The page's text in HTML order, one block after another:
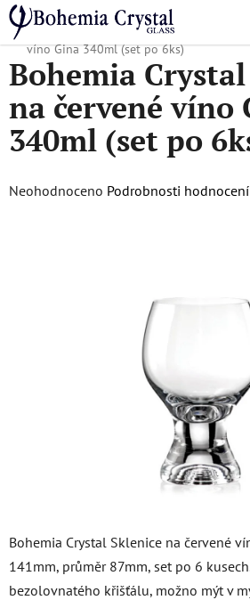
Přejít
na
obsah
Domů
/ Oblíbené kolekce / Gina
Bohemia
víno Gina 340ml (set po 6ks)
Bohemia Crystal Sklenice na červené
141mm, průměr 87mm, set po 6
bezolovnatého křišťálu, možno mýt v
Bohemia
na červené víno
340ml (set po
Průměrné
Neohodnoceno Podrobnosti hodnocení